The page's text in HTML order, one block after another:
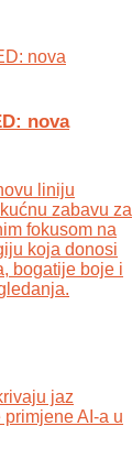
nova
liniju
zabavu za
fokusom na
koja donosi
bogatije boje i